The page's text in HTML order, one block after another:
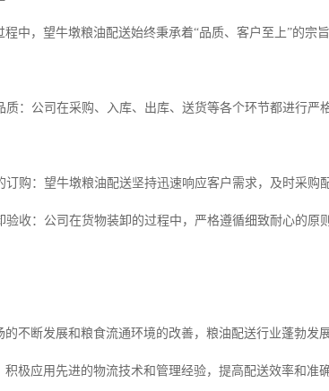
程中，望牛墩粮油配送始终秉承着“品质、客户至上”的
质：公司在采购、入库、出库、送货等各个环节都进行
订购：望牛墩粮油配送坚持迅速响应客户需求，及时采购
验收：公司在货物装卸的过程中，严格遵循细致耐心的
的不断发展和粮食流通环境的改善，粮油配送行业蓬勃
积极应用先进的物流技术和管理经验，提高配送效率和